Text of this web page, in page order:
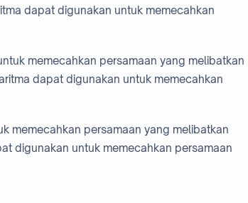
dapat digunakan untuk memecahkan
memecahkan persamaan yang melibatkan
dapat digunakan untuk memecahkan
memecahkan persamaan yang melibatkan
digunakan untuk memecahkan persamaan